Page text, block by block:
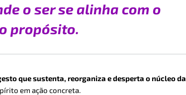
o ser se alinha com o
propósito.
que sustenta, reorganiza e desperta o núcleo da
em ação concreta.